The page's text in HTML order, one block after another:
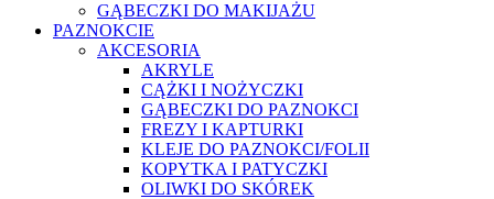
GĄBECZKI DO MAKIJAŻU
PAZNOKCIE
AKCESORIA
AKRYLE
CĄŻKI I NOŻYCZKI
GĄBECZKI DO PAZNOKCI
FREZY I KAPTURKI
KLEJE DO PAZNOKCI/FOLII
KOPYTKA I PATYCZKI
OLIWKI DO SKÓREK